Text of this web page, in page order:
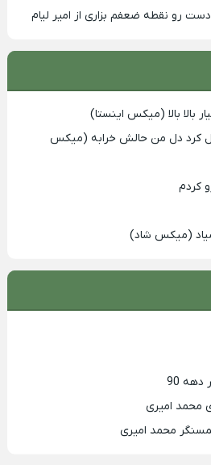
رو نقطه ضعفم بزاری از امیر لیام
بالا (میکس اینستا)
کرد دل من حالش خرابه (میکس
کردم
(میکس شاد)
محمد امیری
محمد امیری